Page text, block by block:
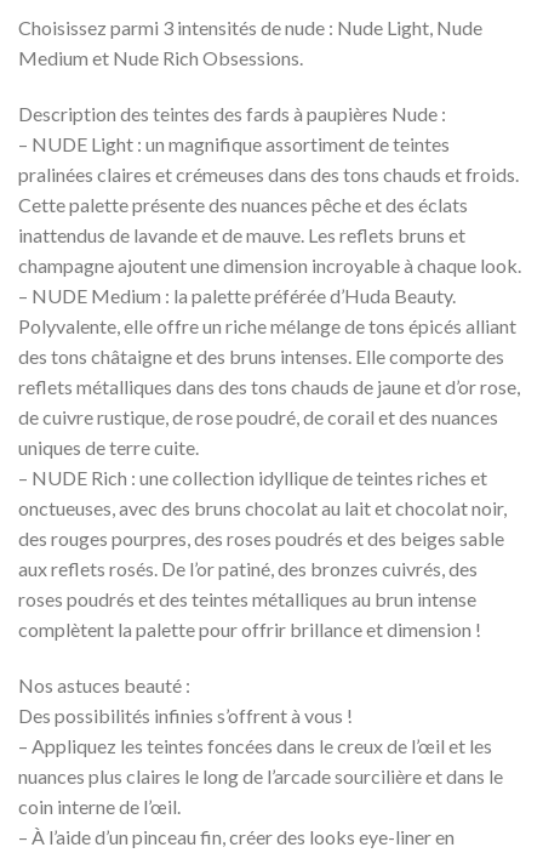
Choisissez parmi 3 intensités de nude : Nude Light, Nude
Medium et Nude Rich Obsessions.
Description des teintes des fards à paupières Nude :
– NUDE Light : un magnifique assortiment de teintes
pralinées claires et crémeuses dans des tons chauds et froids.
Cette palette présente des nuances pêche et des éclats
inattendus de lavande et de mauve. Les reflets bruns et
champagne ajoutent une dimension incroyable à chaque look.
– NUDE Medium : la palette préférée d’Huda Beauty.
Polyvalente, elle offre un riche mélange de tons épicés alliant
des tons châtaigne et des bruns intenses. Elle comporte des
reflets métalliques dans des tons chauds de jaune et d’or rose,
de cuivre rustique, de rose poudré, de corail et des nuances
uniques de terre cuite.
– NUDE Rich : une collection idyllique de teintes riches et
onctueuses, avec des bruns chocolat au lait et chocolat noir,
des rouges pourpres, des roses poudrés et des beiges sable
aux reflets rosés. De l’or patiné, des bronzes cuivrés, des
roses poudrés et des teintes métalliques au brun intense
complètent la palette pour offrir brillance et dimension !
Nos astuces beauté :
Des possibilités infinies s’offrent à vous !
– Appliquez les teintes foncées dans le creux de l’œil et les
nuances plus claires le long de l’arcade sourcilière et dans le
coin interne de l’œil.
– À l’aide d’un pinceau fin, créer des looks eye-liner en